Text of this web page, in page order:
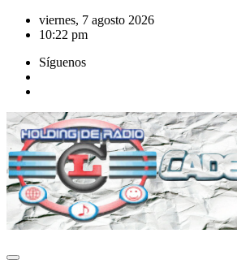
Saltar
viernes, 7 agosto 2026
10:22 pm
Síguenos